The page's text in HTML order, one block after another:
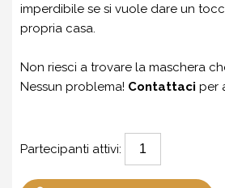
imperdibile se si vuole dare un
propria casa.
Non riesci a trovare la maschera
Nessun problema! Contattaci per
Partecipanti attivi: